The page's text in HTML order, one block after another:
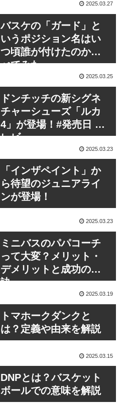
2025.03.27
バスケの「ガード」と
いうポジション名はい
つ頃誰が付けたのか調
べてみた
2025.03.25
ドンチッチの新シグネ
チャーシューズ「ルカ
4」が登場！#発売日 #
レビュー
2025.03.23
「インザペイント」か
ら待望のジュニアライ
ンが登場！
2025.03.23
ミニバスのパパコーチ
って大変？メリット・
デメリットと成功の秘
訣
2025.03.19
トマホークダンクと
は？定義や由来を解説
2025.03.15
DNPとは？バスケット
ボールでの意味を解説